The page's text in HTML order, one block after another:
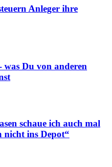
Anleger ihre
was Du von anderen
schaue ich auch mal
nicht ins Depot“